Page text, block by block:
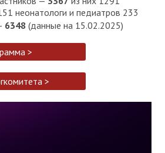
неонатологи и педиатров 233
6348 (данные на 15.02.2025)
>
>